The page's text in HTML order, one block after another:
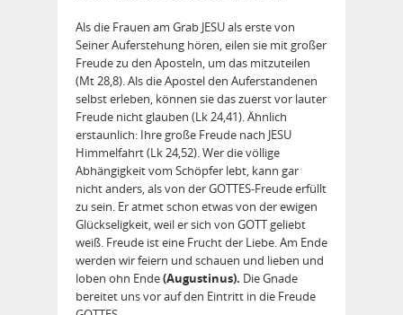
Als die Frauen am Grab JESU als erste von
Seiner Auferstehung hören, eilen sie mit großer
Freude zu den Aposteln, um das mitzuteilen
(Mt 28,8). Als die Apostel den Auferstandenen
selbst erleben, können sie das zuerst vor lauter
Freude nicht glauben (Lk 24,41). Ähnlich
erstaunlich: Ihre große Freude nach JESU
Himmelfahrt (Lk 24,52). Wer die völlige
Abhängigkeit vom Schöpfer lebt, kann gar
nicht anders, als von der GOTTES-Freude erfüllt
zu sein. Er atmet schon etwas von der ewigen
Glückseligkeit, weil er sich von GOTT geliebt
weiß. Freude ist eine Frucht der Liebe. Am Ende
werden wir feiern und schauen und lieben und
loben ohn Ende(Augustinus). Die Gnade
bereitet uns vor auf den Eintritt in die Freude